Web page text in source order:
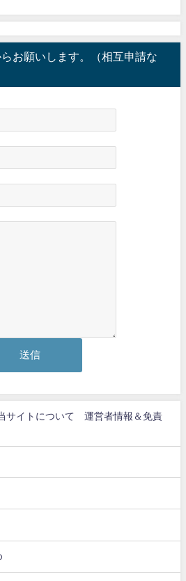
お願いします。（相互申請な
サイトについて 運営者情報＆免責